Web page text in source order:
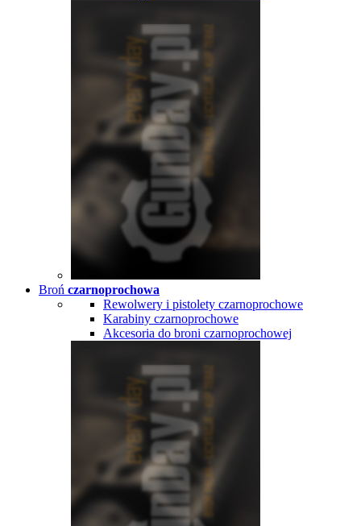
Broń czarnoprochowa
Rewolwery i pistolety czarnoprochowe
Karabiny czarnoprochowe
Akcesoria do broni czarnoprochowej